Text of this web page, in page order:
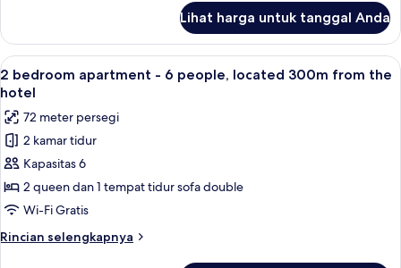
300m
from
the
hotel
1
Bedroom
Apartment
-
people,
located
300m
from
the
Lihat harga untuk tanggal Anda
Lihat
semua
foto
untuk
2
bedroom
apartment
-
6
people,
2 bedroom apartment - 6 people,
13
2 bedroom apartment - 6 people, located 300m from the
hotel
72 meter persegi
2 kamar tidur
Kapasitas 6
2 queen dan 1 tempat tidur sofa double
Wi-Fi Gratis
Rincian selengkapnya
Rincian